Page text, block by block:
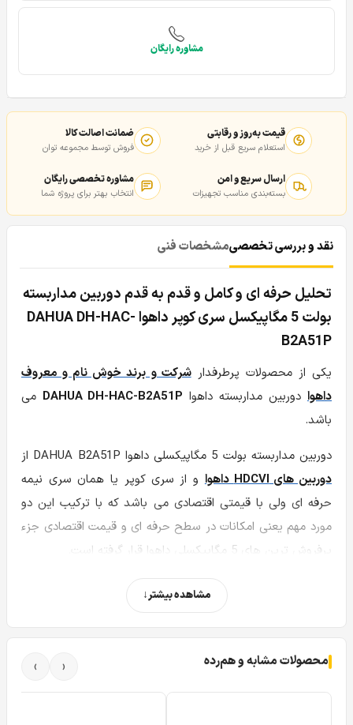
مشاوره رایگان
قیمت به‌روز و رقابتی
استعلام سریع قبل از خرید
ضمانت اصالت کالا
فروش توسط مجموعه توان
ارسال سریع و امن
بسته‌بندی مناسب تجهیزات
مشاوره تخصصی رایگان
انتخاب بهتر برای پروژه شما
نقد و بررسی تخصصیمشخصات فنی
تحلیل حرفه ای و کامل و قدم به قدم دوربین مداربسته
بولت 5 مگاپیکسل سری کوپر داهوا DAHUA DH-HAC-
B2A51P
یکی از محصولات پرطرفدارشرکت و برند خوش نام و معروف
داهوا دوربین مداربسته داهوا DAHUA DH-HAC-B2A51P می
باشد.
دوربین مداربسته بولت 5 مگاپیکسلی داهوا DAHUA B2A51P از
دوربین های HDCVI داهوا
و از سری کوپر یا همان سری نیمه
حرفه ای ولی با قیمتی اقتصادی می باشد که با ترکیب این دو
مورد مهم یعنی امکانات در سطح حرفه ای و قیمت اقتصادی جزء
پرفروش ترین های 5 مگاپیکسلی داهوا قرار گرفته است.
دوربین b2a51p
را کامل متوجه بشین و در
خرید و انتخاب دوربین داهوا b2a51p حرفه ای عمل کنید کافیه
فقط چهار پاراگراف اول را مطالعه کنید و نیازی به خواندن تمام
مشاهده بیشتر
محصولات مشابه و هم‌رده ‹
›